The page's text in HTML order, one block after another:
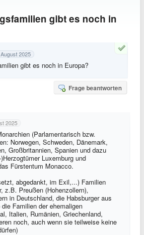
gibt es noch in
2025
gibt es noch in Europa?
Frage beantworten
2025
(Parlamentarisch bzw.
Norwegen, Schweden, Dänemark,
Großbritannien, Spanien und dazu
Luxemburg und
Fürstentum Monacco.
abgedankt, im Exil,...) Familien
z.B. Preußen (Hohenzollern),
in Deutschland, die Habsburger aus
Familien der ehemaligen
Italien, Rumänien, Griechenland,
noch, auch wenn sie teilweise keine